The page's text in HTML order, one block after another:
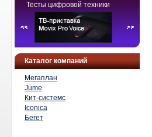
Тесты цифровой техники
Каталог компаний
Мегаплан
Jume
Кит-системс
Iconica
Бегет